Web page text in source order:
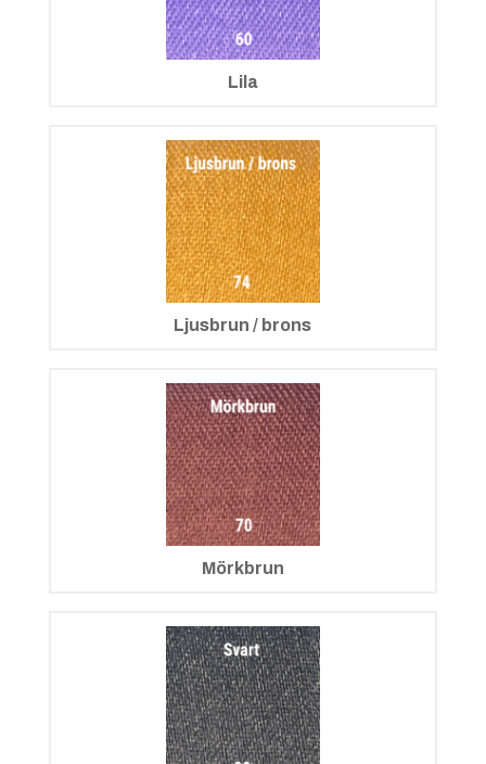
Lila
Ljusbrun / brons
Mörkbrun